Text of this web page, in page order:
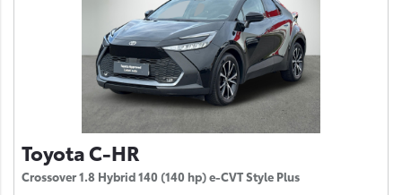
Toyota C-HR
Crossover 1.8 Hybrid 140 (140 hp) e-CVT Style Plus